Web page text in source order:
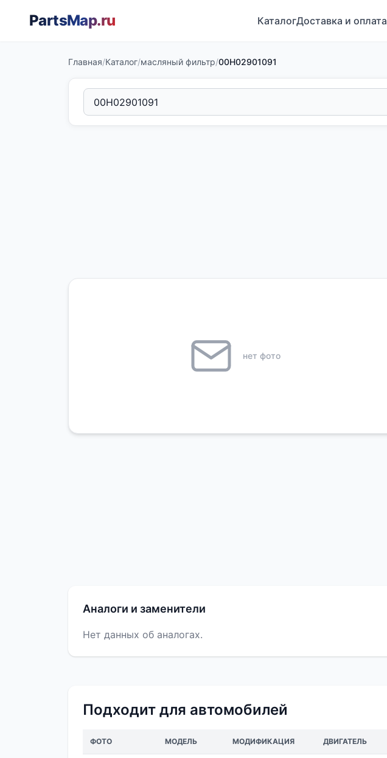
PartsMap.ru КаталогДоставка и оплата
Главная/Каталог/масляный фильтр/00H02901091
нет фото
Аналоги и заменители
Нет данных об аналогах.
Подходит для автомобилей
ФОТО МОДЕЛЬ МОДИФИКАЦИЯ ДВИГАТЕЛЬ